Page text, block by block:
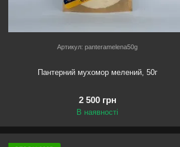
Артикул: panteramelena50g
Пантерний мухомор мелений, 50г
2 500 грн
В наявності